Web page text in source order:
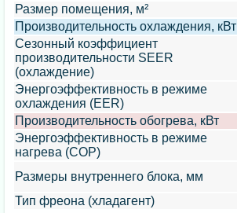
Размер помещения, м²
Производительность охлаждения, кВт
Сезонный коэффициент
производительности SEER
(охлаждение)
Энергоэффективность в режиме
охлаждения (EER)
Производительность обогрева, кВт
Энергоэффективность в режиме
нагрева (COP)
Размеры внутреннего блока, мм
Тип фреона (хладагент)